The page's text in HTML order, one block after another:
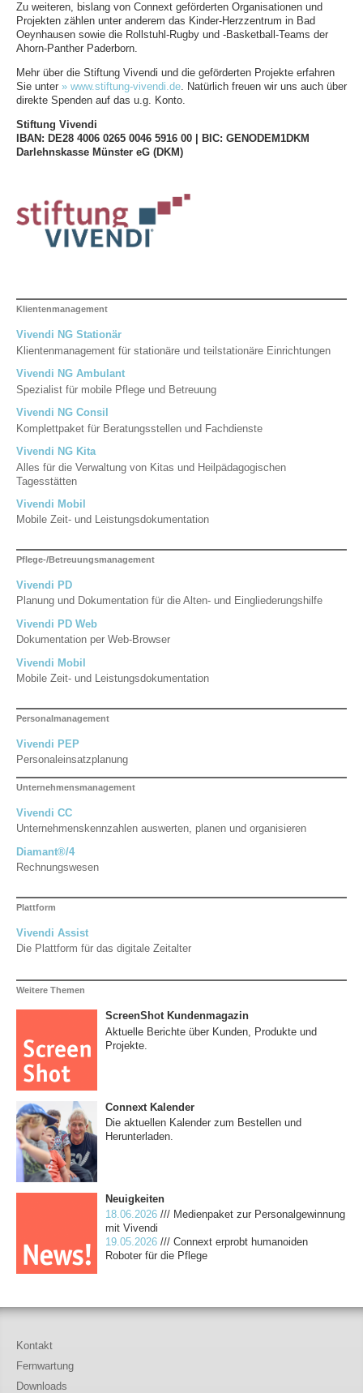
Zu weiteren, bislang von Connext geförderten Organisationen und
Projekten zählen unter anderem das Kinder-Herzzentrum in Bad
Oeynhausen sowie die Rollstuhl-Rugby und -Basketball-Teams der
Ahorn-Panther Paderborn.
Mehr über die Stiftung Vivendi und die geförderten Projekte erfahren
Sie unter » www.stiftung-vivendi.de. Natürlich freuen wir uns auch über
direkte Spenden auf das u.g. Konto.
Stiftung Vivendi
IBAN: DE28 4006 0265 0046 5916 00 | BIC: GENODEM1DKM
Darlehnskasse Münster eG (DKM)
Klientenmanagement
Vivendi NG Stationär
Klientenmanagement für stationäre und teilstationäre Einrichtungen
Vivendi NG Ambulant
Spezialist für mobile Pflege und Betreuung
Vivendi NG Consil
Komplettpaket für Beratungsstellen und Fachdienste
Vivendi NG Kita
Alles für die Verwaltung von Kitas und Heilpädagogischen
Tagesstätten
Vivendi Mobil
Mobile Zeit- und Leistungsdokumentation
Pflege-/Betreuungsmanagement
Vivendi PD
Planung und Dokumentation für die Alten- und Eingliederungshilfe
Vivendi PD Web
Dokumentation per Web-Browser
Vivendi Mobil
Mobile Zeit- und Leistungsdokumentation
Personalmanagement
Vivendi PEP
Personaleinsatzplanung
Unternehmensmanagement
Vivendi CC
Unternehmenskennzahlen auswerten, planen und organisieren
Diamant®/4
Rechnungswesen
Plattform
Vivendi Assist
Die Plattform für das digitale Zeitalter
Weitere Themen
ScreenShot Kundenmagazin
Aktuelle Berichte über Kunden, Produkte und
Projekte.
Connext Kalender
Die aktuellen Kalender zum Bestellen und
Herunterladen.
Neuigkeiten
18.06.2026 /// Medienpaket zur Personalgewinnung
mit Vivendi
19.05.2026 /// Connext erprobt humanoiden
Roboter für die Pflege
Kontakt
Fernwartung
Downloads